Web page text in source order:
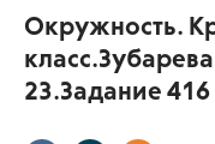
Окружность.
23.Задание 416